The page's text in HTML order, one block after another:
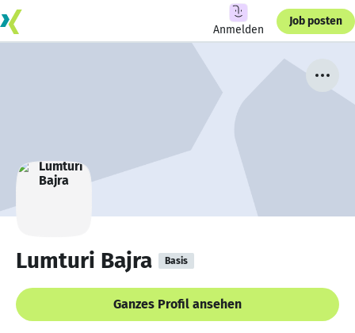
Anmelden
Job posten
Lumturi Bajra Basis
Ganzes Profil ansehen